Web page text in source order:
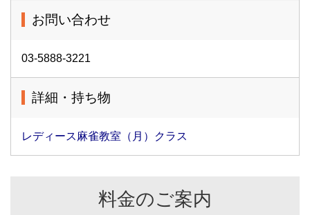
お問い合わせ
03-5888-3221
詳細・持ち物
レディース麻雀教室（月）クラス
料金のご案内